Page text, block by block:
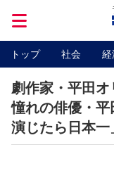
トップ 社会 経
劇作家・平田
憧れの俳優・
演じたら日本一